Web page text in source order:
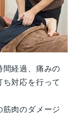
経過、痛みの
対応を行って
肉のダメージ